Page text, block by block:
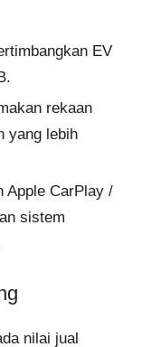
EV
rekaan
yang lebih
Apple CarPlay /
sistem
nilai jual